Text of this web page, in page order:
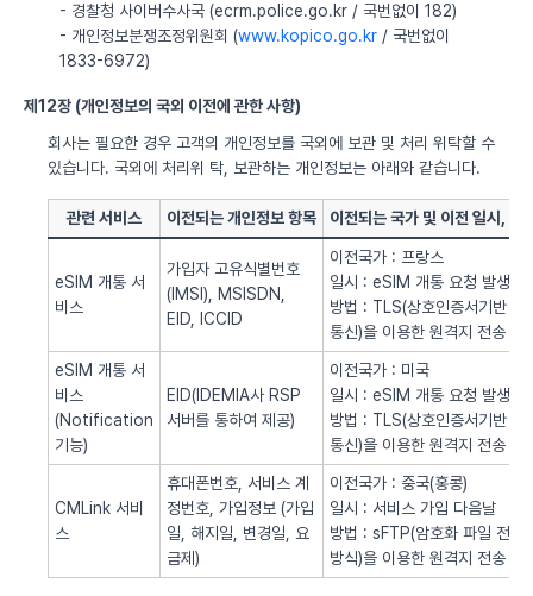
- 경찰청 사이버수사국 (ecrm.police.go.kr / 국번없이 182)
- 개인정보분쟁조정위원회 (www.kopico.go.kr / 국번없이
1833-6972)
제12장 (개인정보의 국외 이전에 관한 사항)
회사는 필요한 경우 고객의 개인정보를 국외에 보관 및 처리 위탁할 수
있습니다. 국외에 처리위 탁, 보관하는 개인정보는 아래와 같습니다.
관련 서비스 이전되는 개인정보 항목 이전되는 국가 및 이전 일시, 방
eSIM 개통 서
비스
가입자 고유식별번호
(IMSI), MSISDN,
EID, ICCID
이전국가 : 프랑스
일시 : eSIM 개통 요청 발생시
방법 : TLS(상호인증서기반
통신)을 이용한 원격지 전송
eSIM 개통 서
비스
(Notification
기능)
EID(IDEMIA사 RSP
서버를 통하여 제공)
이전국가 : 미국
일시 : eSIM 개통 요청 발생시
방법 : TLS(상호인증서기반
통신)을 이용한 원격지 전송
CMLink 서비
스
휴대폰번호, 서비스 계
정번호, 가입정보 (가입
일, 해지일, 변경일, 요
금제)
이전국가 : 중국(홍콩)
일시 : 서비스 가입 다음날
방법 : sFTP(암호화 파일 전송
방식)을 이용한 원격지 전송